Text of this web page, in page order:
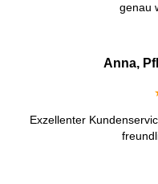
genau
Anna,
Exzellenter